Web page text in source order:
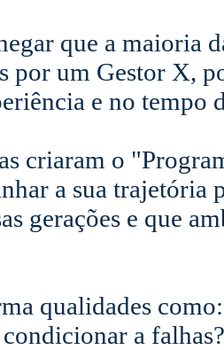
que a maioria
por um Gestor X,
e no
criaram o
a sua trajetória
gerações e que
qualidades
a falhas?